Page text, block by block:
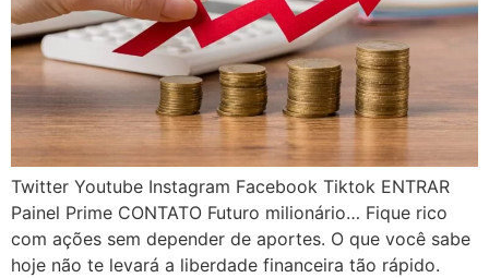
Twitter Youtube Instagram Facebook Tiktok ENTRAR
Painel Prime CONTATO Futuro milionário… Fique rico
com ações sem depender de aportes. O que você sabe
hoje não te levará a liberdade financeira tão rápido.